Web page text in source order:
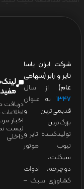
شرکت ایران یاسا
تایر و رابر (سهامی
عام) از سال
۱۳۴۷ به عنوان
قدیمی‌ترین و
بزرگ‌ترین
تولیدکننده تایر و
تیوب موتور
سیکلت،
دوچرخه، ادوات
کشاورزی سبک –
دریافت
اخبار
لیست
داخلی